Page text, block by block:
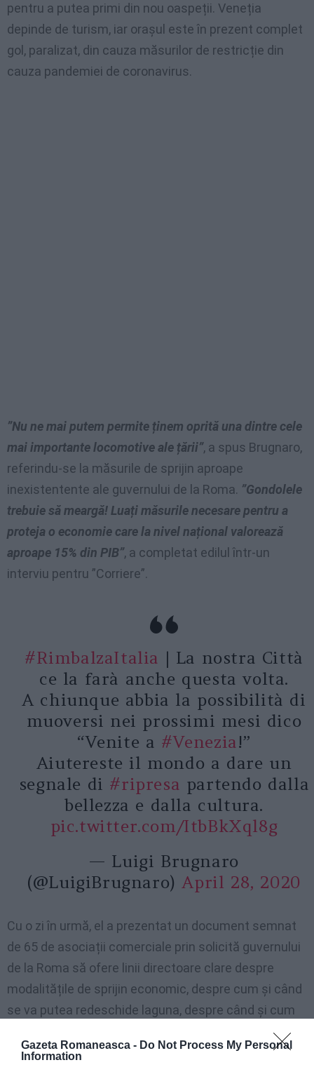
Gazeta Romaneasca - Do Not Process My Personal
Information
pentru a putea primi din nou oaspeții. Veneția
depinde de turism, iar orașul este în prezent complet
gol, paralizat, din cauza măsurilor de restricție din
cauza pandemiei de coronavirus.
”Nu ne mai putem permite ținem oprită una dintre cele
mai importante locomotive ale țării”, a spus Brugnaro,
referindu-se la măsurile de sprijin aproape
inexistentente ale guvernului de la Roma. ”Gondolele
trebuie să meargă! Luați măsurile necesare pentru a
proteja o economie care la nivel național valorează
aproape 15% din PIB”, a completat edilul într-un
interviu pentru ”Corriere”.
#RimbalzaItalia | La nostra Città
ce la farà anche questa volta.
A chiunque abbia la possibilità di
muoversi nei prossimi mesi dico
“Venite a #Venezia!”
Aiutereste il mondo a dare un
segnale di #ripresa partendo dalla
bellezza e dalla cultura.
pic.twitter.com/ItbBkXql8g
— Luigi Brugnaro
(@LuigiBrugnaro)April 28, 2020
Cu o zi în urmă, el a prezentat un document semnat
de 65 de asociații comerciale prin solicită guvernului
de la Roma să ofere linii directoare clare despre
modalitățile de sprijin economic, despre cum și când
se va putea redeschide laguna, despre când și cum